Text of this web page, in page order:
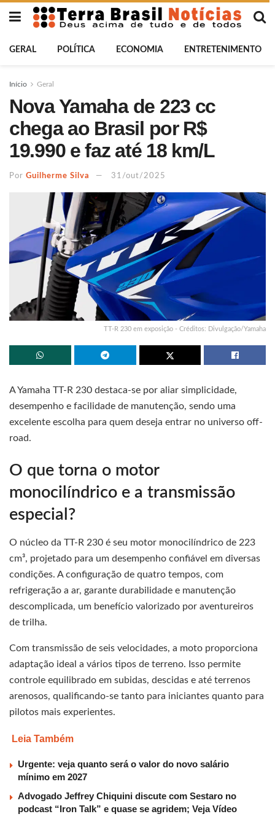
GERAL POLÍTICA ECONOMIA ENTRETENIMENTO
Início Geral
Nova Yamaha de 223 cc
chega ao Brasil por R$
19.990 e faz até 18 km/L
Por Guilherme Silva 31/out/2025
TT-R 230 em exposição - Créditos: Divulgação/Yamaha
A Yamaha TT-R 230 destaca-se por aliar simplicidade,
desempenho e facilidade de manutenção, sendo uma
excelente escolha para quem deseja entrar no universo off-
road.
O que torna o motor
monocilíndrico e a transmissão
especial?
O núcleo da TT-R 230 é seu motor monocilíndrico de 223
cm³, projetado para um desempenho confiável em diversas
condições. A configuração de quatro tempos, com
refrigeração a ar, garante durabilidade e manutenção
descomplicada, um benefício valorizado por aventureiros
de trilha.
Com transmissão de seis velocidades, a moto proporciona
adaptação ideal a vários tipos de terreno. Isso permite
controle equilibrado em subidas, descidas e até terrenos
arenosos, qualificando-se tanto para iniciantes quanto para
pilotos mais experientes.
Leia Também
Urgente: veja quanto será o valor do novo salário
mínimo em 2027
Advogado Jeffrey Chiquini discute com Sestaro no
podcast “Iron Talk” e quase se agridem; Veja Vídeo